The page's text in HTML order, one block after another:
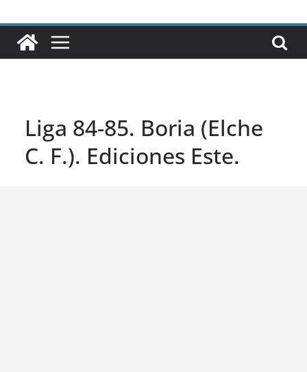
Liga 84-85. Boria (Elche
C. F.). Ediciones Este.